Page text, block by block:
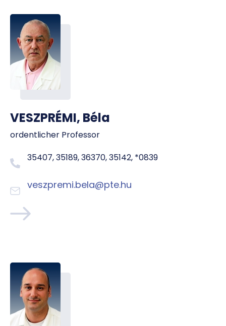
VESZPRÉMI, Béla
ordentlicher Professor
35407, 35189, 36370, 35142, *0839
veszpremi.bela@pte.hu